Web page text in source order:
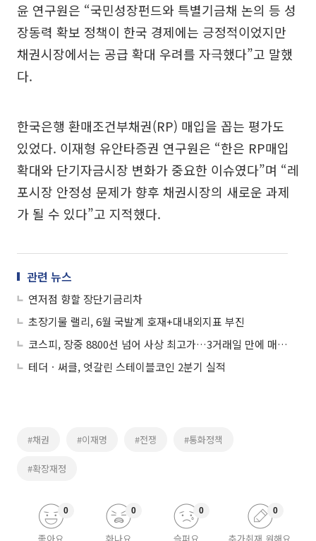
윤 연구원은 “국민성장펀드와 특별기금채 논의 등 성
장동력 확보 정책이 한국 경제에는 긍정적이었지만
채권시장에서는 공급 확대 우려를 자극했다”고 말했
다.
한국은행 환매조건부채권(RP) 매입을 꼽는 평가도
있었다. 이재형 유안타증권 연구원은 “한은 RP매입
확대와 단기자금시장 변화가 중요한 이슈였다”며 “레
포시장 안정성 문제가 향후 채권시장의 새로운 과제
가 될 수 있다”고 지적했다.
관련 뉴스
연저점 향할 장단기금리차
초장기물 랠리, 6월 국발계 호재+대내외지표 부진
코스피, 장중 8800선 넘어 사상 최고가…3거래일 만에 매수 사이드카 발동
테더ㆍ써클, 엇갈린 스테이블코인 2분기 실적
#채권 #이재명 #전쟁 #통화정책
#확장재정
0 0 0 0